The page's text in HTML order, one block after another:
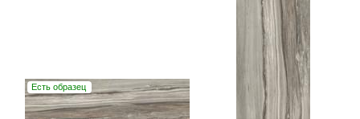
Есть образец